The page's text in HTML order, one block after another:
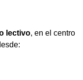
lectivo, en el centro